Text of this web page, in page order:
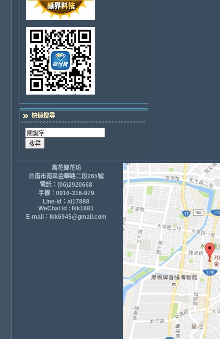
快速搜尋
萬花鄉花坊
台南市南區金華路二段265號
電話：(06)2920668
手機：0916-316-979
Line-id：ai17888
WeChat id : lkk1681
E-mail：lkk6945@gmail.com